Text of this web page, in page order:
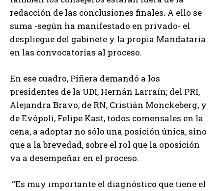
redacción de las conclusiones finales. A ello se
suma -según ha manifestado en privado- el
despliegue del gabinete y la propia Mandataria
en las convocatorias al proceso.
En ese cuadro, Piñera demandó a los
presidentes de la UDI, Hernán Larraín; del PRI,
Alejandra Bravo; de RN, Cristián Monckeberg, y
de Evópoli, Felipe Kast, todos comensales en la
cena, a adoptar no sólo una posición única, sino
que a la brevedad, sobre el rol que la oposición
va a desempeñar en el proceso.
“Es muy importante el diagnóstico que tiene el